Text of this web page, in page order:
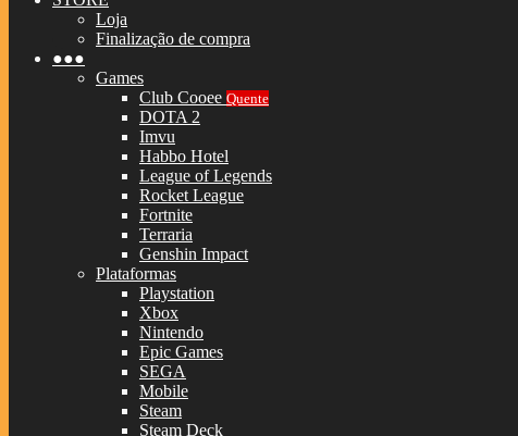
Loja
Finalização de compra
●●●
Games
Club Cooee Quente
DOTA 2
Imvu
Habbo Hotel
League of Legends
Rocket League
Fortnite
Terraria
Genshin Impact
Plataformas
Playstation
Xbox
Nintendo
Epic Games
SEGA
Mobile
Steam
Steam Deck